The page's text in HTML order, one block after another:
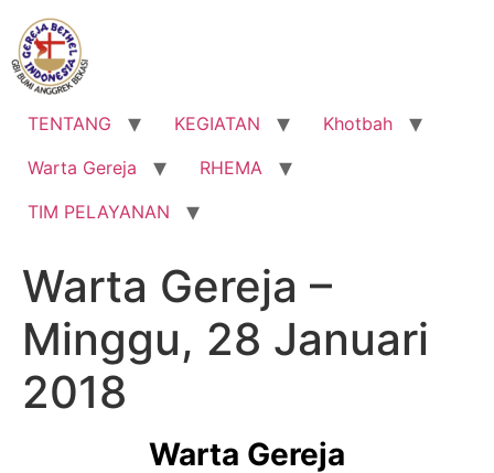
Lewati
konten
TENTANG KEGIATAN
Khotbah
Warta Gereja
RHEMA
TIM PELAYANAN
Warta Gereja –
Minggu, 28 Januari
2018
Warta Gereja